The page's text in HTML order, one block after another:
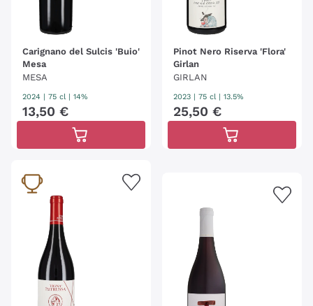
Carignano del Sulcis 'Buio'
Mesa
MESA
2024 | 75 cl | 14%
13,50 €
Pinot Nero Riserva 'Flora'
Girlan
GIRLAN
2023 | 75 cl | 13.5%
25,50 €